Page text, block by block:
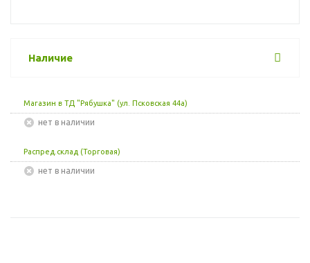
Наличие
Магазин в ТД "Рябушка" (ул. Псковская 44а)
Нет в наличии
Распред.склад (Торговая)
Нет в наличии